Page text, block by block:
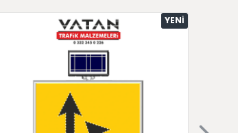
YENI